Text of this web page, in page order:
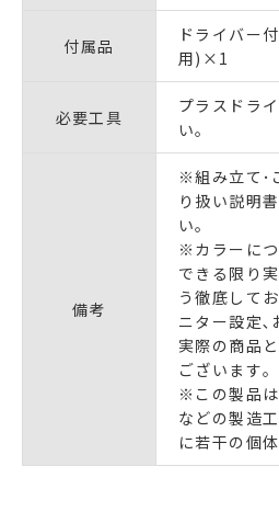
付属品
ドライバー
用)×1
必要工具
プラスドラ
い｡
備考
※組み立て･
り扱い説明
い｡
※カラーに
できる限り
う徹底して
ニター設定､
実際の商品
ございます｡
※この製品
などの製造
に若干の個